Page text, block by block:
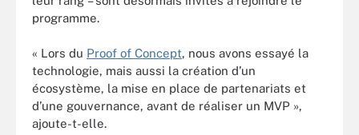
programme.
« Lors du Proof of Concept, nous avons essayé la
technologie, mais aussi la création d’un
écosystème, la mise en place de partenariats et
d’une gouvernance, avant de réaliser un MVP »,
ajoute-t-elle.